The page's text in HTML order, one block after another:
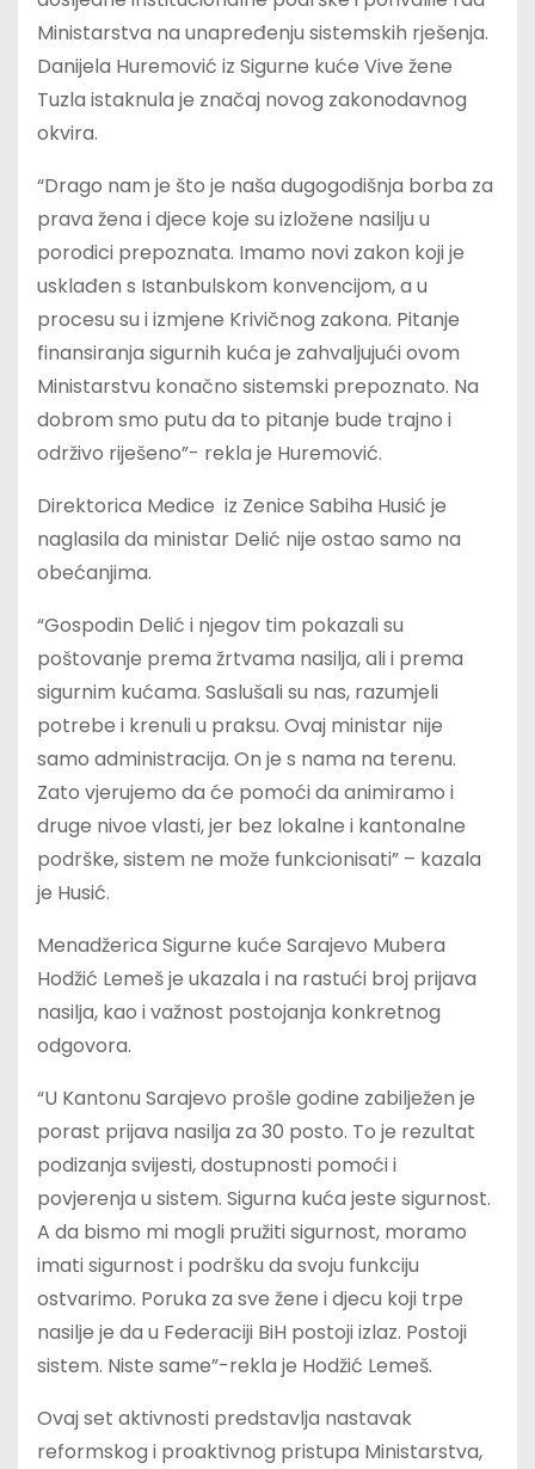
Ministarstva na unapređenju sistemskih rješenja.
Danijela Huremović iz Sigurne kuće Vive žene
Tuzla istaknula je značaj novog zakonodavnog
okvira.
“Drago nam je što je naša dugogodišnja borba za
prava žena i djece koje su izložene nasilju u
porodici prepoznata. Imamo novi zakon koji je
usklađen s Istanbulskom konvencijom, a u
procesu su i izmjene Krivičnog zakona. Pitanje
finansiranja sigurnih kuća je zahvaljujući ovom
Ministarstvu konačno sistemski prepoznato. Na
dobrom smo putu da to pitanje bude trajno i
održivo riješeno”- rekla je Huremović.
Direktorica Medice iz Zenice Sabiha Husić je
naglasila da ministar Delić nije ostao samo na
obećanjima.
“Gospodin Delić i njegov tim pokazali su
poštovanje prema žrtvama nasilja, ali i prema
sigurnim kućama. Saslušali su nas, razumjeli
potrebe i krenuli u praksu. Ovaj ministar nije
samo administracija. On je s nama na terenu.
Zato vjerujemo da će pomoći da animiramo i
druge nivoe vlasti, jer bez lokalne i kantonalne
podrške, sistem ne može funkcionisati” – kazala
je Husić.
Menadžerica Sigurne kuće Sarajevo Mubera
Hodžić Lemeš je ukazala i na rastući broj prijava
nasilja, kao i važnost postojanja konkretnog
odgovora.
“U Kantonu Sarajevo prošle godine zabilježen je
porast prijava nasilja za 30 posto. To je rezultat
podizanja svijesti, dostupnosti pomoći i
povjerenja u sistem. Sigurna kuća jeste sigurnost.
A da bismo mi mogli pružiti sigurnost, moramo
imati sigurnost i podršku da svoju funkciju
ostvarimo. Poruka za sve žene i djecu koji trpe
nasilje je da u Federaciji BiH postoji izlaz. Postoji
sistem. Niste same”-rekla je Hodžić Lemeš.
Ovaj set aktivnosti predstavlja nastavak
reformskog i proaktivnog pristupa Ministarstva,